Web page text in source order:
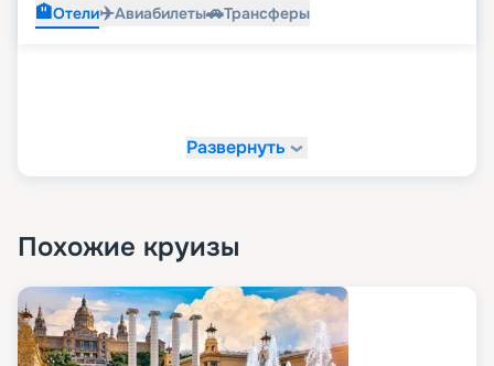
🏨Отели✈️Авиабилеты🚗Трансферы
Развернуть
Похожие круизы